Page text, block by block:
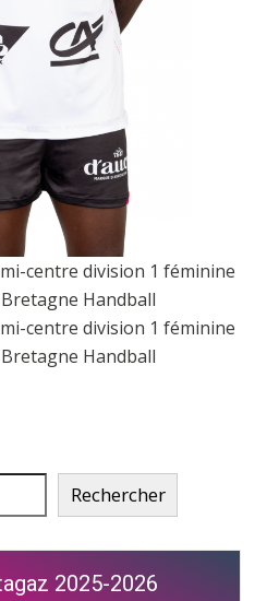
centre division 1 féminine
Handball
centre division 1 féminine
Handball
Rechercher
2025-2026